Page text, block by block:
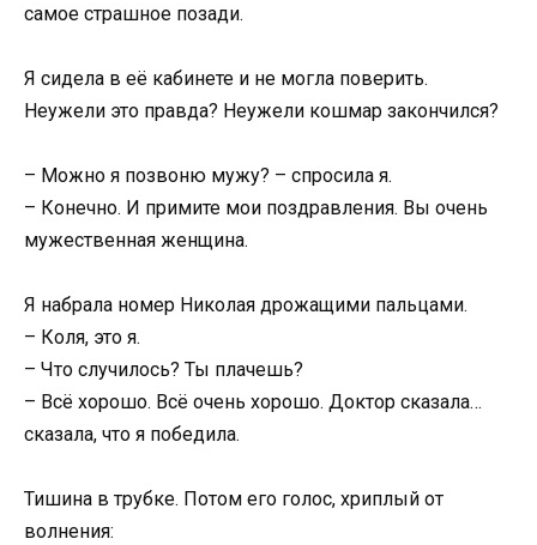
самое страшное позади.
Я сидела в её кабинете и не могла поверить.
Неужели это правда? Неужели кошмар закончился?
– Можно я позвоню мужу? – спросила я.
– Конечно. И примите мои поздравления. Вы очень
мужественная женщина.
Я набрала номер Николая дрожащими пальцами.
– Коля, это я.
– Что случилось? Ты плачешь?
– Всё хорошо. Всё очень хорошо. Доктор сказала…
сказала, что я победила.
Тишина в трубке. Потом его голос, хриплый от
волнения: